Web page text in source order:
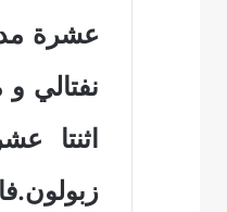
عشرة
نفتالي